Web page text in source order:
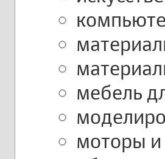
мебель
моторы и